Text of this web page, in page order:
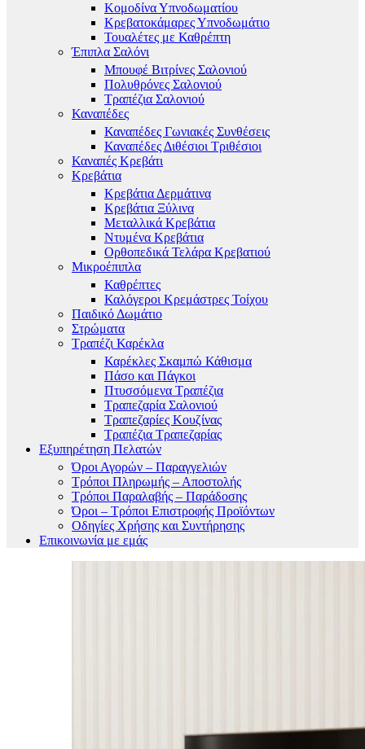
Κομοδίνα Υπνοδωματίου
Κρεβατοκάμαρες Υπνοδωμάτιο
Τουαλέτες με Καθρέπτη
Έπιπλα Σαλόνι
Μπουφέ Βιτρίνες Σαλονιού
Πολυθρόνες Σαλονιού
Τραπέζια Σαλονιού
Καναπέδες
Καναπέδες Γωνιακές Συνθέσεις
Καναπέδες Διθέσιοι Τριθέσιοι
Καναπές Κρεβάτι
Κρεβάτια
Κρεβάτια Δερμάτινα
Κρεβάτια Ξύλινα
Μεταλλικά Κρεβάτια
Ντυμένα Κρεβάτια
Ορθοπεδικά Τελάρα Κρεβατιού
Μικροέπιπλα
Καθρέπτες
Καλόγεροι Κρεμάστρες Τοίχου
Παιδικό Δωμάτιο
Στρώματα
Τραπέζι Καρέκλα
Καρέκλες Σκαμπώ Κάθισμα
Πάσο και Πάγκοι
Πτυσσόμενα Τραπέζια
Τραπεζαρία Σαλονιού
Τραπεζαρίες Κουζίνας
Τραπέζια Τραπεζαρίας
Εξυπηρέτηση Πελατών
Όροι Αγορών – Παραγγελιών
Τρόποι Πληρωμής – Αποστολής
Τρόποι Παραλαβής – Παράδοσης
Όροι – Τρόποι Επιστροφής Προϊόντων
Οδηγίες Χρήσης και Συντήρησης
Επικοινωνία με εμάς